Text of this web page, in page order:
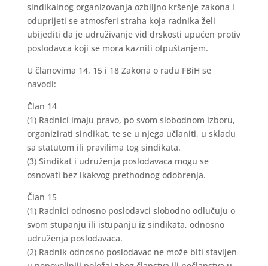
sindikalnog organizovanja ozbiljno kršenje zakona i
oduprijeti se atmosferi straha koja radnika želi
ubijediti da je udruživanje vid drskosti upućen protiv
poslodavca koji se mora kazniti otpuštanjem.
U članovima 14, 15 i 18 Zakona o radu FBiH se
navodi:
Član 14
(1) Radnici imaju pravo, po svom slobodnom izboru,
organizirati sindikat, te se u njega učlaniti, u skladu
sa statutom ili pravilima tog sindikata.
(3) Sindikat i udruženja poslodavaca mogu se
osnovati bez ikakvog prethodnog odobrenja.
Član 15
(1) Radnici odnosno poslodavci slobodno odlučuju o
svom stupanju ili istupanju iz sindikata, odnosno
udruženja poslodavaca.
(2) Radnik odnosno poslodavac ne može biti stavljen